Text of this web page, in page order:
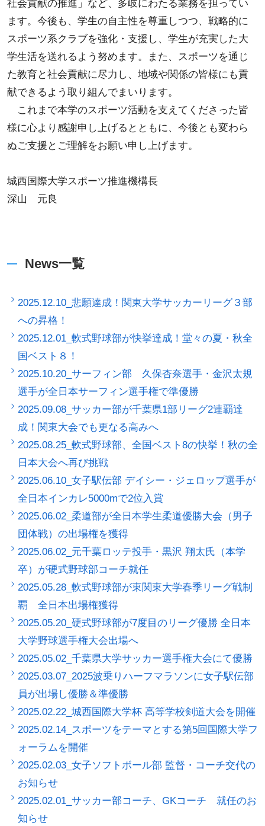
社会貢献の推進」など、多岐にわたる業務を担ってい
ます。今後も、学生の自主性を尊重しつつ、戦略的に
スポーツ系クラブを強化・支援し、学生が充実した大
学生活を送れるよう努めます。また、スポーツを通じ
た教育と社会貢献に尽力し、地域や関係の皆様にも貢
献できるよう取り組んでまいります。
これまで本学のスポーツ活動を支えてくださった皆
様に心より感謝申し上げるとともに、今後とも変わら
ぬご支援とご理解をお願い申し上げます。
城西国際大学スポーツ推進機構長
深山 元良
News一覧
2025.12.10_悲願達成！関東大学サッカーリーグ３部
への昇格！
2025.12.01_軟式野球部が快挙達成！堂々の夏・秋全
国ベスト８！
2025.10.20_サーフィン部 久保杏奈選手・金沢太規
選手が全日本サーフィン選手権で準優勝
2025.09.08_サッカー部が千葉県1部リーグ2連覇達
成！関東大会でも更なる高みへ
2025.08.25_軟式野球部、全国ベスト8の快挙！秋の全
日本大会へ再び挑戦
2025.06.10_女子駅伝部 デイシー・ジェロップ選手が
全日本インカレ5000mで2位入賞
2025.06.02_柔道部が全日本学生柔道優勝大会（男子
団体戦）の出場権を獲得
2025.06.02_元千葉ロッテ投手・黒沢 翔太氏（本学
卒）が硬式野球部コーチ就任
2025.05.28_軟式野球部が東関東大学春季リーグ戦制
覇 全日本出場権獲得
2025.05.20_硬式野球部が7度目のリーグ優勝 全日本
大学野球選手権大会出場へ
2025.05.02_千葉県大学サッカー選手権大会にて優勝
2025.03.07_2025波乗りハーフマラソンに女子駅伝部
員が出場し優勝＆準優勝
2025.02.22_城西国際大学杯 高等学校剣道大会を開催
2025.02.14_スポーツをテーマとする第5回国際大学フ
ォーラムを開催
2025.02.03_女子ソフトボール部 監督・コーチ交代の
お知らせ
2025.02.01_サッカー部コーチ、GKコーチ 就任のお
知らせ